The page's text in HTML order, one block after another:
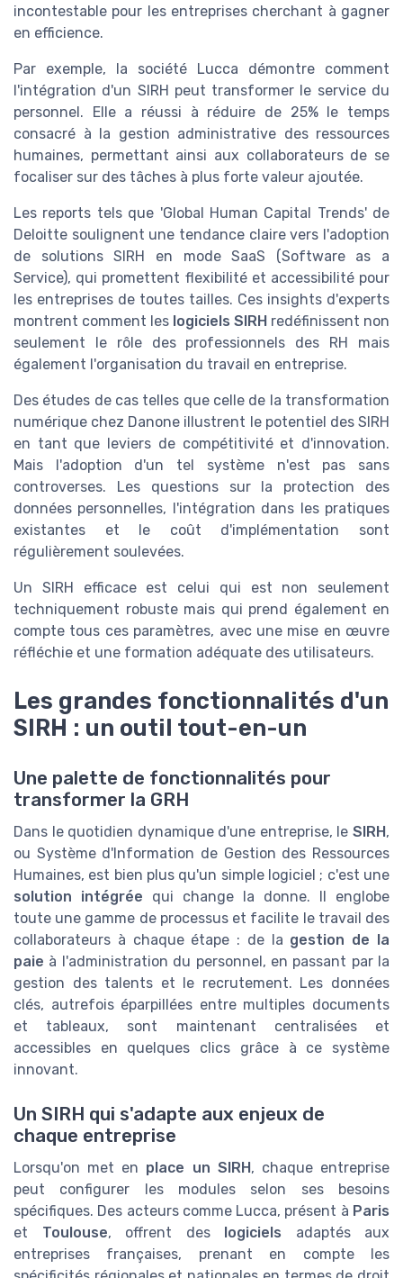
incontestable pour les entreprises cherchant à gagner
en efficience.
Par exemple, la société Lucca démontre comment
l'intégration d'un SIRH peut transformer le service du
personnel. Elle a réussi à réduire de 25% le temps
consacré à la gestion administrative des ressources
humaines, permettant ainsi aux collaborateurs de se
focaliser sur des tâches à plus forte valeur ajoutée.
Les reports tels que 'Global Human Capital Trends' de
Deloitte soulignent une tendance claire vers l'adoption
de solutions SIRH en mode SaaS (Software as a
Service), qui promettent flexibilité et accessibilité pour
les entreprises de toutes tailles. Ces insights d'experts
montrent comment les logiciels SIRH redéfinissent non
seulement le rôle des professionnels des RH mais
également l'organisation du travail en entreprise.
Des études de cas telles que celle de la transformation
numérique chez Danone illustrent le potentiel des SIRH
en tant que leviers de compétitivité et d'innovation.
Mais l'adoption d'un tel système n'est pas sans
controverses. Les questions sur la protection des
données personnelles, l'intégration dans les pratiques
existantes et le coût d'implémentation sont
régulièrement soulevées.
Un SIRH efficace est celui qui est non seulement
techniquement robuste mais qui prend également en
compte tous ces paramètres, avec une mise en œuvre
réfléchie et une formation adéquate des utilisateurs.
Les grandes fonctionnalités d'un
SIRH : un outil tout-en-un
Une palette de fonctionnalités pour
transformer la GRH
Dans le quotidien dynamique d'une entreprise, le SIRH ,
ou Système d'Information de Gestion des Ressources
Humaines, est bien plus qu'un simple logiciel ; c'est une
solution intégrée qui change la donne. Il englobe
toute une gamme de processus et facilite le travail des
collaborateurs à chaque étape : de la gestion de la
paie à l'administration du personnel, en passant par la
gestion des talents et le recrutement. Les données
clés, autrefois éparpillées entre multiples documents
et tableaux, sont maintenant centralisées et
accessibles en quelques clics grâce à ce système
innovant.
Un SIRH qui s'adapte aux enjeux de
chaque entreprise
Lorsqu'on met en place un SIRH, chaque entreprise
peut configurer les modules selon ses besoins
spécifiques. Des acteurs comme Lucca, présent à Paris
et Toulouse, offrent des logiciels adaptés aux
entreprises françaises, prenant en compte les